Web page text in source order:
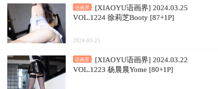
语画界
[XIAOYU语画界] 2024.03.25
VOL.1224 徐莉芝Booty [87+1P]
2024-03-25
语画界
[XIAOYU语画界] 2024.03.22
VOL.1223 杨晨晨Yome [80+1P]